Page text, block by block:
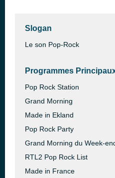
Slogan
Le son Pop-Rock
Programmes
Pop Rock Station
Grand Morning
Made in Ekland
Pop Rock Party
Grand Morning du Week-
RTL2 Pop Rock List
Made in France